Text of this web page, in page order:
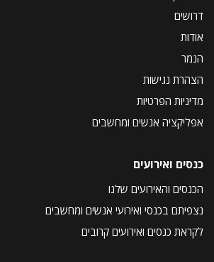
דרושים
אודות
הנמר
הצהרת נגישות
מדיניות הפרטיות
אפליקציה אנשים ומחשבים
כנסים ואירועים
הכנסים והאירועים שלנו
נצפיתם בכנסי ואירועי אנשים ומחשבים
לקראת כנסים ואירועים קרובים